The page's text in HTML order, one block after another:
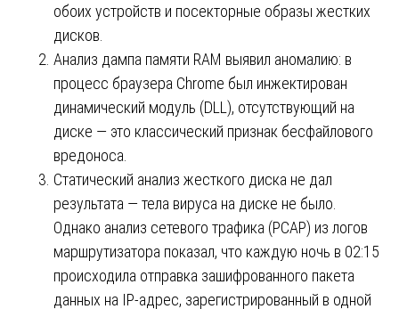
обоих устройств и посекторные образы жестких
дисков.
Анализ дампа памяти RAM выявил аномалию: в
процесс браузера Chrome был инжектирован
динамический модуль (DLL), отсутствующий на
диске — это классический признак бесфайлового
вредоноса.
Статический анализ жесткого диска не дал
результата — тела вируса на диске не было.
Однако анализ сетевого трафика (PCAP) из логов
маршрутизатора показал, что каждую ночь в 02:15
происходила отправка зашифрованного пакета
данных на IP-адрес, зарегистрированный в одной